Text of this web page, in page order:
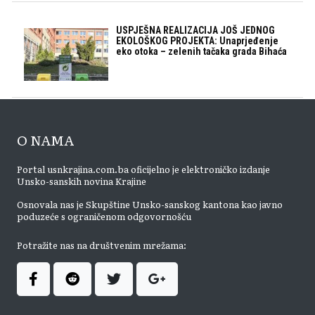
USPJEŠNA REALIZACIJA JOŠ JEDNOG
EKOLOŠKOG PROJEKTA: Unaprjeđenje
eko otoka – zelenih tačaka grada Bihaća
O NAMA
Portal usnkrajina.com.ba oficijelno je elektroničko izdanje
Unsko-sanskih novina Krajine
Osnovala nas je Skupštine Unsko-sanskog kantona kao javno
poduzeće s ograničenom odgovornošću
Potražite nas na društvenim mrežama: